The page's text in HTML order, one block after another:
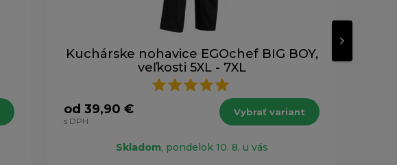
Kuchárske nohavice EGOchef BIG BOY,
veľkosti 5XL - 7XL
od 39,90 €
s DPH
Vybrať variant
Skladom, pondelok 10. 8. u vás